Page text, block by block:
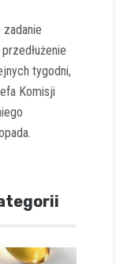
tygodni,
Komisji